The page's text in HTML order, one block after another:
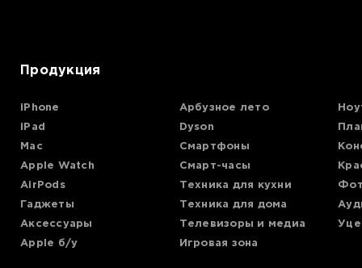
Продукция
iPhone
iPad
Mac
Apple Watch
AirPods
Гаджеты
Аксессуары
Apple б/у
Арбузное лето
Dyson
Смартфоны
Смарт-часы
Техника для кухни
Техника для дома
Телевизоры и медиа
Игровая зона